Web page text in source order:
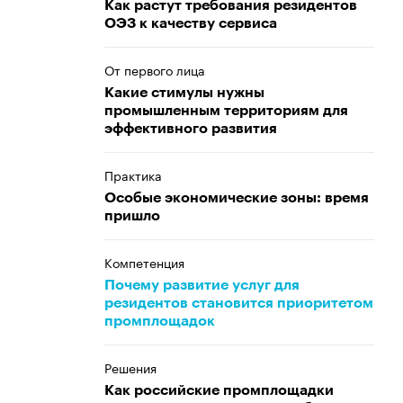
Как растут требования резидентов
ОЭЗ к качеству сервиса
От первого лица
Какие стимулы нужны
промышленным территориям для
эффективного развития
Практика
Особые экономические зоны: время
пришло
Компетенция
Почему развитие услуг для
резидентов становится приоритетом
промплощадок
Решения
Как российские промплощадки